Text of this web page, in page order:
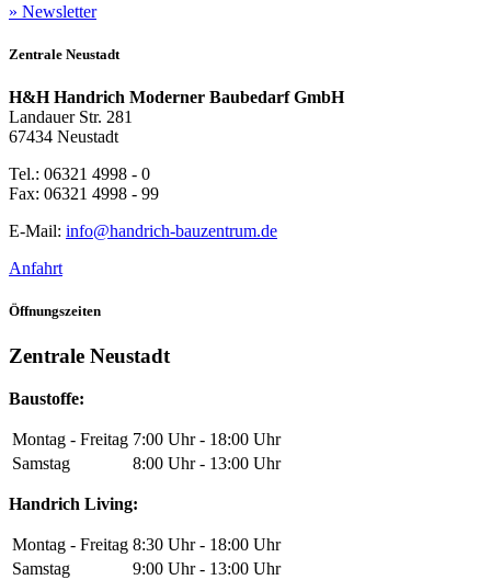
» Newsletter
Zentrale Neustadt
H&H Handrich Moderner Baubedarf GmbH
Landauer Str. 281
67434 Neustadt
Tel.: 06321 4998 - 0
Fax: 06321 4998 - 99
E-Mail: info@handrich-bauzentrum.de
Anfahrt
Öffnungszeiten
Zentrale Neustadt
Baustoffe:
Montag - Freitag 7:00 Uhr - 18:00 Uhr
Samstag
8:00 Uhr - 13:00 Uhr
Handrich Living:
Montag - Freitag 8:30 Uhr - 18:00 Uhr
Samstag
9:00 Uhr - 13:00 Uhr